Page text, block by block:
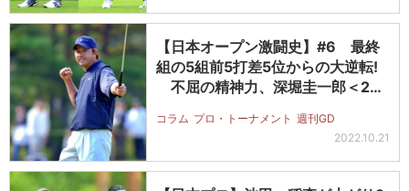
【日本オープン激闘史】#6 最終
組の5組前5打差5位からの大逆転!
不屈の精神力、深堀圭一郎＜20
コラム プロ・トーナメント 週刊GD
2022.10.21